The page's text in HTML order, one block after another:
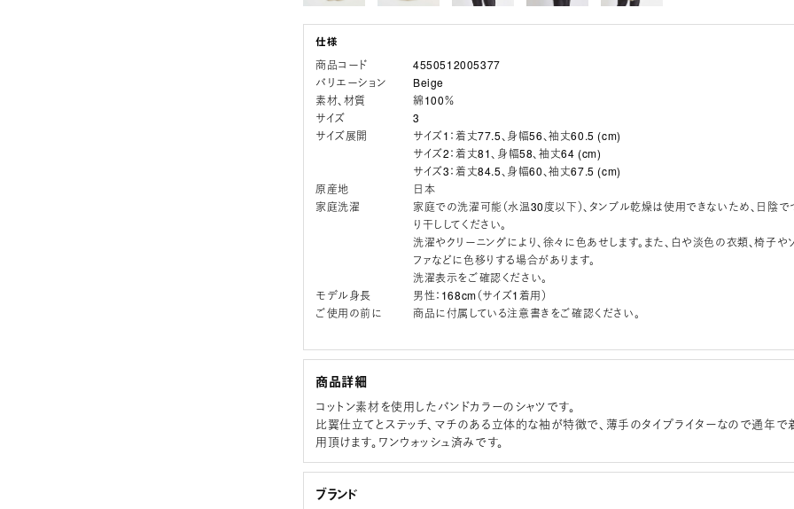
商品コード
4550512005377
バリエーション
Beige
素材、材質
綿100％
サイズ
3
サイズ展開
サイズ1：着丈77.5、身幅56、袖丈60.5 (cm)
サイズ2：着丈81、身幅58、袖丈64 (cm)
サイズ3：着丈84.5、身幅60、袖丈67.5 (cm)
原産地
日本
家庭洗濯
家庭での洗濯可能（水温30度以下）、タンブル乾燥は使用できないため、日陰で
り干ししてください。
洗濯やクリーニングにより、徐々に色あせします。また、白や淡色の衣類、椅子や
ファなどに色移りする場合があります。
洗濯表示をご確認ください。
モデル身長
男性：168cm（サイズ1着用）
ご使用の前に
商品に付属している注意書きをご確認ください。
商品詳細
コットン素材を使用したバンドカラーのシャツです。
比翼仕立てとステッチ、マチのある立体的な袖が特徴で、薄手のタイプライターなので通年で
用頂けます。ワンウォッシュ済みです。
ブランド